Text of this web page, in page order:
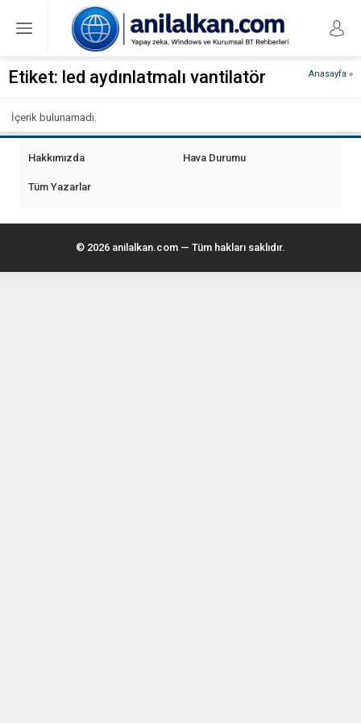
Anasayfa »
Etiket: led aydınlatmalı vantilatör
İçerik bulunamadı.
Hakkımızda Hava Durumu
Tüm Yazarlar
© 2026 anilalkan.com — Tüm hakları saklıdır.